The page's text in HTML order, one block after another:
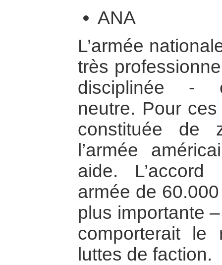
ANA
L’armée
très
disciplinée -
neutre. Pour
constituée de
l’armée
aide.
armée de
plus importante
comporterait le
luttes de faction.